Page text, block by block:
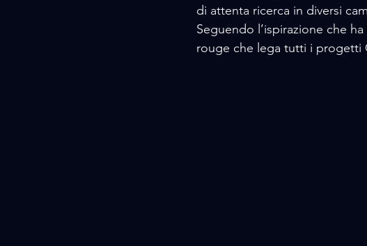
di attenta ricerca in diversi
Seguendo l’ispirazione che
rouge che lega tutti i progetti